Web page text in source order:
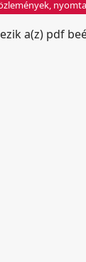
a(z) pdf